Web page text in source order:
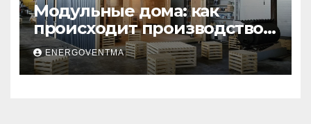
Модульные дома: как
происходит производство
и почему это выгодно
ENERGOVENTMA